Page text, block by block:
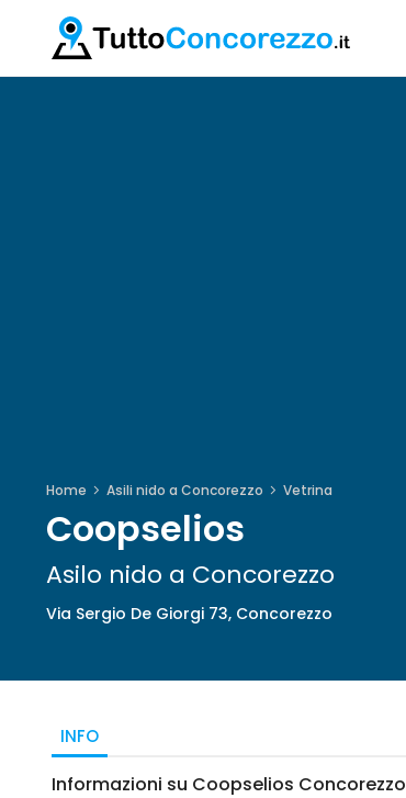
Home Asili nido a Concorezzo Vetrina
Coopselios
Asilo nido a Concorezzo
Via Sergio De Giorgi 73, Concorezzo
INFO
Informazioni su Coopselios Concorezzo